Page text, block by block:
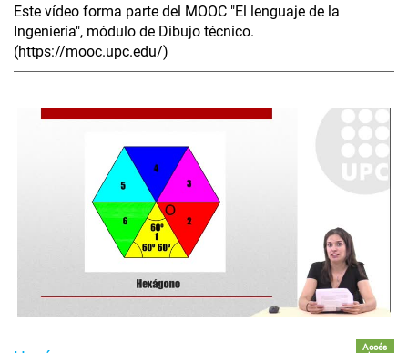
Este vídeo forma parte del MOOC "El lenguaje de la
Ingeniería", módulo de Dibujo técnico.
(https://mooc.upc.edu/)
Accés